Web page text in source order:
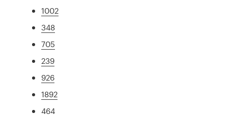
1002
348
705
239
926
1892
464